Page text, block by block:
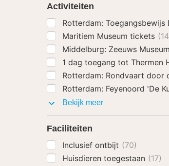
Activiteiten
Rotterdam:
Maritiem Museum tickets
Middelburg: Zeeuws
1 dag toegang tot Thermen
Rotterdam: Rondvaart door
Rotterdam: Feyenoord 'De
Bekijk meerActiviteiten
Faciliteiten
Inclusief ontbijt (70)
Huisdieren toegestaan (17)